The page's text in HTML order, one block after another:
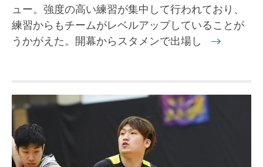
ュー。強度の高い練習が集中して行われており、
練習からもチームがレベルアップしていることが
うかがえた。開幕からスタメンで出場し
→